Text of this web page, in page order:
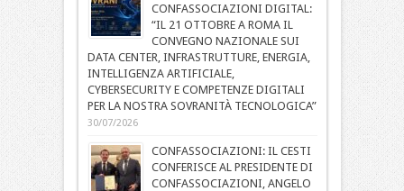
CONFASSOCIAZIONI DIGITAL:
“IL 21 OTTOBRE A ROMA IL
CONVEGNO NAZIONALE SUI
DATA CENTER, INFRASTRUTTURE, ENERGIA,
INTELLIGENZA ARTIFICIALE,
CYBERSECURITY E COMPETENZE DIGITALI
PER LA NOSTRA SOVRANITÀ TECNOLOGICA”
30/07/2026
CONFASSOCIAZIONI: IL CESTI
CONFERISCE AL PRESIDENTE DI
CONFASSOCIAZIONI, ANGELO